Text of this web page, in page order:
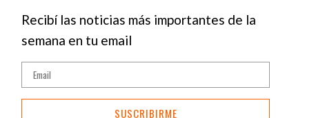
Recibí las noticias más importantes de la
semana en tu email
SUSCRIBIRME